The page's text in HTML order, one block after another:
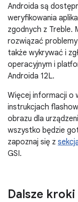
Androida są
weryfikowania
zgodnych z Treble.
rozwiązać
także wykrywać i
operacyjnym i
Androida 12L.
Więcej informacji o
instrukcjach
obrazu dla
wszystko będzie
zapoznaj się z
GSI.
Dalsze kroki